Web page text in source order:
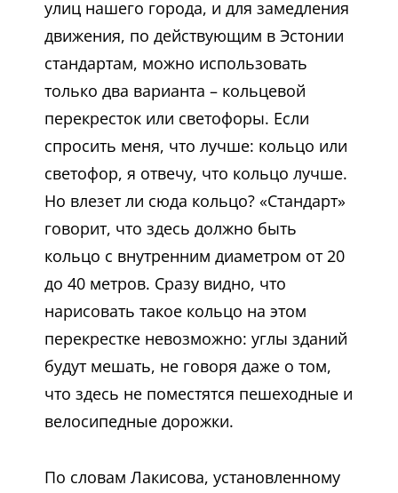
улиц нашего города, и для замедления
движения, по действующим в Эстонии
стандартам, можно использовать
только два варианта – кольцевой
перекресток или светофоры. Если
спросить меня, что лучше: кольцо или
светофор, я отвечу, что кольцо лучше.
Но влезет ли сюда кольцо? «Стандарт»
говорит, что здесь должно быть
кольцо с внутренним диаметром от 20
до 40 метров. Сразу видно, что
нарисовать такое кольцо на этом
перекрестке невозможно: углы зданий
будут мешать, не говоря даже о том,
что здесь не поместятся пешеходные и
велосипедные дорожки.
По словам Лакисова, установленному